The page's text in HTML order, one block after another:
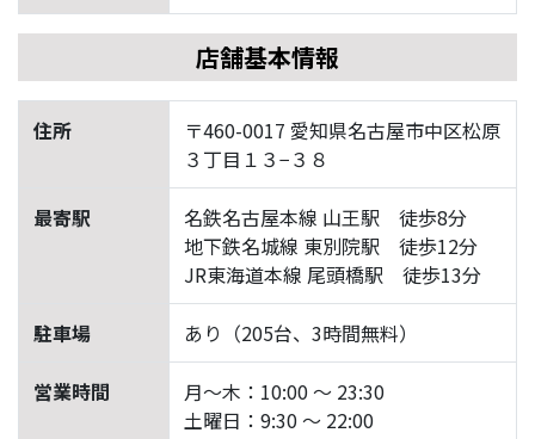
店舗基本情報
住所
〒460-0017 愛知県名古屋市中区松原
３丁目１３−３８
最寄駅
名鉄名古屋本線 山王駅 徒歩8分
地下鉄名城線 東別院駅 徒歩12分
JR東海道本線 尾頭橋駅 徒歩13分
駐車場 あり（205台、3時間無料）
営業時間
月～木：10:00 ～ 23:30
土曜日：9:30 ～ 22:00